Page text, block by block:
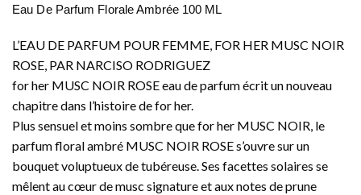
Eau De Parfum Florale Ambrée 100 ML
L’EAU DE PARFUM POUR FEMME, FOR HER MUSC NOIR
ROSE, PAR NARCISO RODRIGUEZ
for her MUSC NOIR ROSE eau de parfum écrit un nouveau
chapitre dans l’histoire de for her.
Plus sensuel et moins sombre que for her MUSC NOIR, le
parfum floral ambré MUSC NOIR ROSE s’ouvre sur un
bouquet voluptueux de tubéreuse. Ses facettes solaires se
mêlent au cœur de musc signature et aux notes de prune